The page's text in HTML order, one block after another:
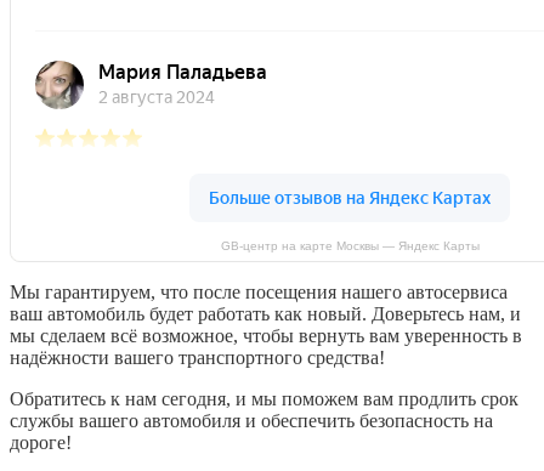
GB-центр на карте Москвы — Яндекс Карты
Мы гарантируем, что после посещения нашего автосервиса
ваш автомобиль будет работать как новый. Доверьтесь нам, и
мы сделаем всё возможное, чтобы вернуть вам уверенность в
надёжности вашего транспортного средства!
Обратитесь к нам сегодня, и мы поможем вам продлить срок
службы вашего автомобиля и обеспечить безопасность на
дороге!